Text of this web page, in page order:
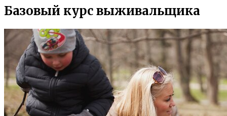
Базовый курс выживальщика